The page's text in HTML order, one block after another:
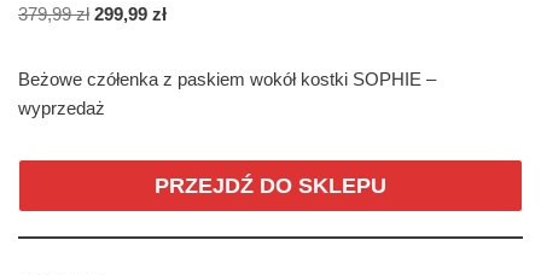
379,99zł 299,99 zł
Beżowe czółenka z paskiem wokół kostki SOPHIE –
wyprzedaż
PRZEJDŹ DO SKLEPU